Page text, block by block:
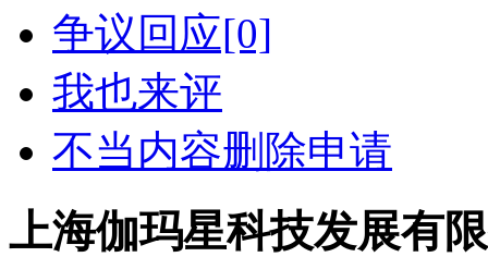
争议回应[0]
我也来评
不当内容删除申请
上海伽玛星科技发展有